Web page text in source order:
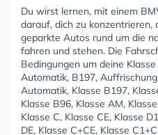
Du wirst lernen, mit einem
darauf, dich zu
geparkte Autos rund um die
fahren und stehen. Die
Bedingungen um deine
Automatik, B197,
Automatik, Klasse B197,
Klasse B96, Klasse AM,
Klasse C, Klasse CE, Klasse
DE, Klasse C+CE, Klasse